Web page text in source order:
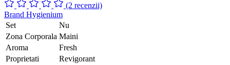
(2 recenzii)
Brand Hygienium
Set
Nu
Zona Corporala Maini
Aroma
Fresh
Proprietati
Revigorant